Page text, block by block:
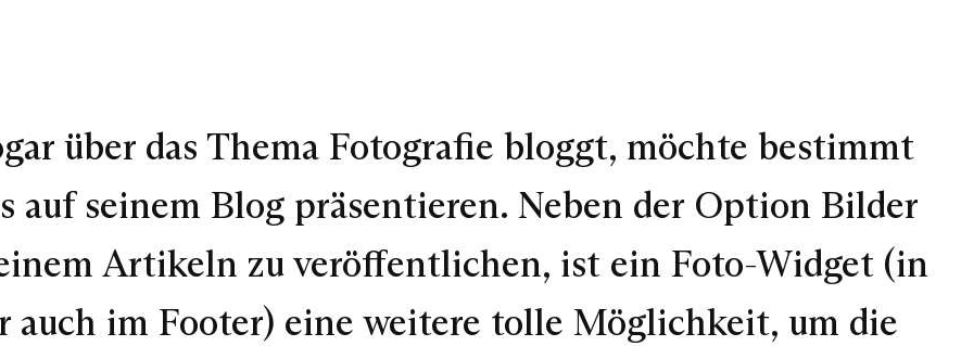
über das Thema Fotografie bloggt, möchte bestimmt
auf seinem Blog präsentieren. Neben der Option Bilder
Artikeln zu veröffentlichen, ist ein Foto-Widget (in
auch im Footer) eine weitere tolle Möglichkeit, um die